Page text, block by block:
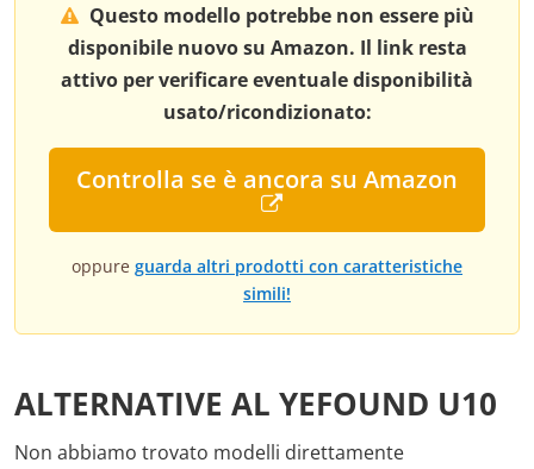
Questo modello potrebbe non essere più
disponibile nuovo su Amazon. Il link resta
attivo per verificare eventuale disponibilità
usato/ricondizionato:
Controlla se è ancora su Amazon
oppure guarda altri prodotti con caratteristiche
simili!
ALTERNATIVE AL YEFOUND U10
Non abbiamo trovato modelli direttamente